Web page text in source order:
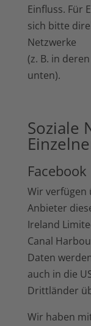
Einfluss. Für
sich bitte
Netzwerke
(z. B. in
unten).
Soziale
Facebook
Wir verfügen
Anbieter
Ireland
Canal
Daten
auch in die
Drittländer
Wir haben